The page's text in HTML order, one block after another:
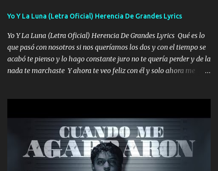
viento a su hijo y aunque ahora ya este con Dios el destino así lo
seguiré esperando hasta volvernos a vernos El recuerdo que yo
tengo de mi mente no se va, en mi corazón me llevo lo mismo que
tu papá, a veces me pongo triste porque no puedo mirarte, mas se
que tu me escuchas porque tu eres mi gran ángel, El desespero me
Yo Y La Luna (Letra Oficial) Herencia De Grandes Lyrics
Yo Y La Luna (Letra Oficial) Herencia De Grandes Lyrics Qué es lo
que pasó con nosotros si nos queríamos los dos y con el tiempo se
acabó te pienso y lo hago constante juro no te quería perder y de la
nada te marchaste Y ahora te veo feliz con él y solo ahora me
pero eso ya no va a pasar me perderé en la soledad Porque me
mirabas bonito si yo no fui el final feliz el final fue triste pa mí Y
duele no tenerte aquí sabiendo que moría por ti yo y la luna
cantamos y por ti nos embriagamos Quién sabe qué será de mí si
contigo fui muy feliz a lo mejor no lloró pero muy en el fondo te